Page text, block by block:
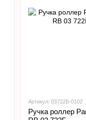
Артикул: 03722Б-0102
Ручка роллер